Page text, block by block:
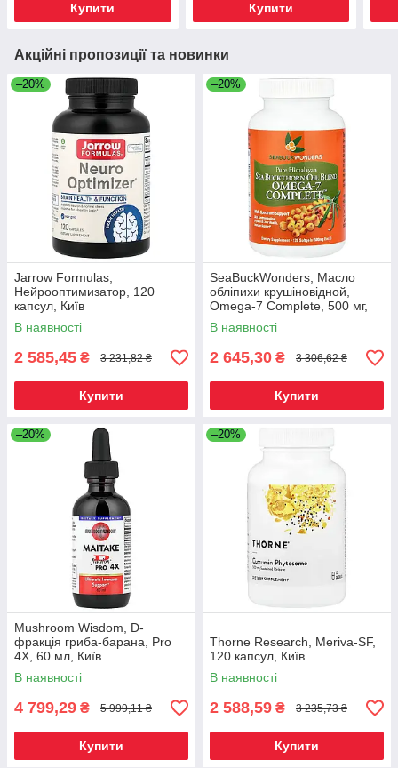
Купити Купити
Акційні пропозиції та новинки
–20%
Jarrow Formulas,
Нейрооптимизатор, 120
капсул, Київ
В наявності
2 585,45 ₴ 3 231,82 ₴
Купити
–20%
SeaBuckWonders, Масло
обліпихи крушіновідной,
Omega-7 Complete, 500 мг,
120 м'яких капсул, Київ
В наявності
2 645,30 ₴ 3 306,62 ₴
Купити
–20%
Mushroom Wisdom, D-
фракція гриба-барана, Pro
4X, 60 мл, Київ
В наявності
4 799,29 ₴ 5 999,11 ₴
Купити
–20%
Thorne Research, Meriva-SF,
120 капсул, Київ
В наявності
2 588,59 ₴ 3 235,73 ₴
Купити